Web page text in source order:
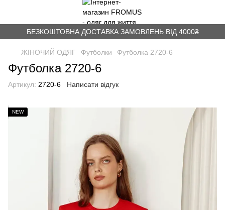
БЕЗКОШТОВНА ДОСТАВКА ЗАМОВЛЕНЬ ВІД 4000₴
ЖІНОЧИЙ ОДЯГ Футболки Футболка 2720-6
Футболка 2720-6
Артикул: 2720-6 Написати відгук
NEW